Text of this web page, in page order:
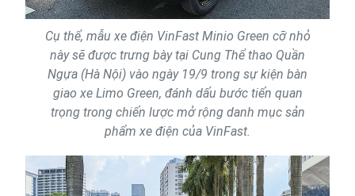
Cụ thể, mẫu xe điện VinFast Minio Green cỡ nhỏ
này sẽ được trưng bày tại Cung Thể thao Quần
Ngựa (Hà Nội) vào ngày 19/9 trong sự kiện bàn
giao xe Limo Green, đánh dấu bước tiến quan
trọng trong chiến lược mở rộng danh mục sản
phẩm xe điện của VinFast.